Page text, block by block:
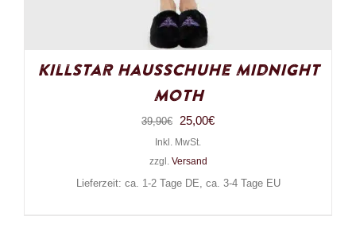
Killstar Hausschuhe Midnight
Moth
39,90€
Ursprünglicher
Preis
war:
39,90€
25,00€Aktueller
25,00€.
Inkl. MwSt.
zzgl. Versand
Lieferzeit: ca. 1-2 Tage DE, ca. 3-4 Tage EU